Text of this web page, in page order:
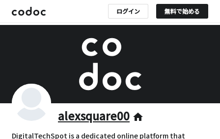
ログイン 無料で始める
alexsquare00 home
DigitalTechSpot is a dedicated online platform that